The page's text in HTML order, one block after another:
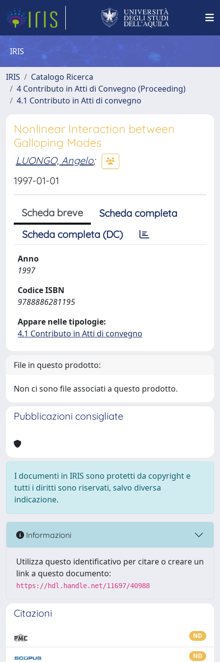
IRIS
IRIS
Catalogo Ricerca
4 Contributo in Atti di Convegno (Proceeding)
4.1 Contributo in Atti di convegno
Nonlinear Interaction between
Galloping Modes
LUONGO, Angelo;
1997-01-01
Scheda breve
Scheda completa
Scheda completa (DC)
Anno
1997
Codice ISBN
9788886281195
Appare nelle tipologie:
4.1 Contributo in Atti di convegno
File in questo prodotto:
Non ci sono file associati a questo prodotto.
Pubblicazioni consigliate
I documenti in IRIS sono protetti da copyright e
tutti i diritti sono riservati, salvo diversa
indicazione.
Informazioni
Utilizza questo identificativo per citare o creare un
link a questo documento:
https://hdl.handle.net/11697/40988
Citazioni
ND
ND